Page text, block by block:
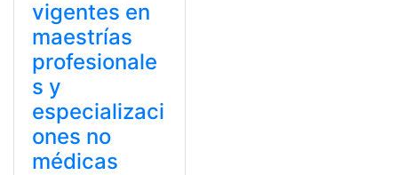
vigentes en
maestrías
profesionale
s y
especializaci
ones no
médicas